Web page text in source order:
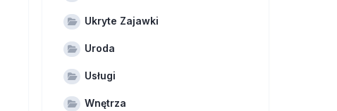
Ukryte Zajawki
Uroda
Usługi
Wnętrza